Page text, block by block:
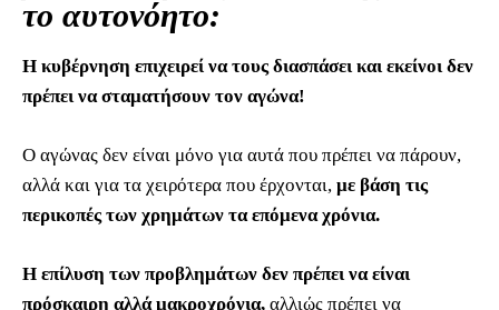
το αυτονόητο:
Η κυβέρνηση επιχειρεί να τους διασπάσει και εκείνοι δεν
πρέπει να σταματήσουν τον αγώνα!
Ο αγώνας δεν είναι μόνο για αυτά που πρέπει να πάρουν,
αλλά και για τα χειρότερα που έρχονται, με βάση τις
περικοπές των χρημάτων τα επόμενα χρόνια.
Η επίλυση των προβλημάτων δεν πρέπει να είναι
πρόσκαιρη αλλά μακροχρόνια, αλλιώς πρέπει να